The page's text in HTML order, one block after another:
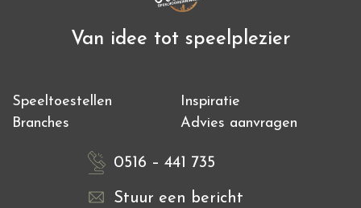
Van idee tot speelplezier
Speeltoestellen
Inspiratie
Branches
Advies aanvragen
0516 – 441 735
Stuur een bericht